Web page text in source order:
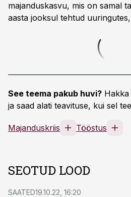
majanduskasvu, mis on samal
aasta jooksul tehtud
See teema pakub huvi?
ja saad alati teavituse, kui sel
Majanduskriis Tööstus
SEOTUD LOOD
SAATED19.10.22, 16:20